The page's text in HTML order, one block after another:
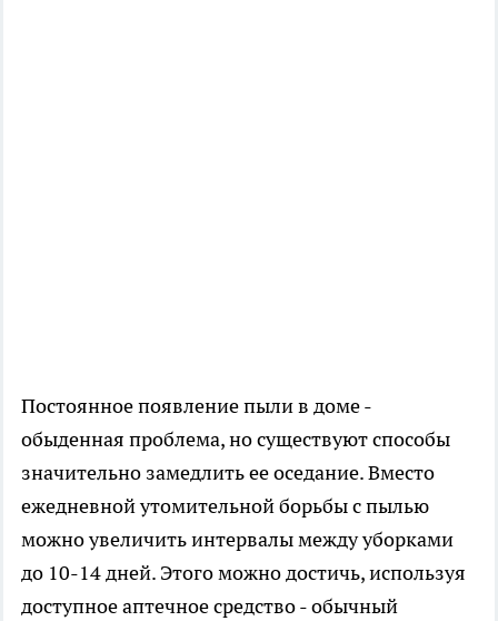
Постоянное появление пыли в доме -
обыденная проблема, но существуют способы
значительно замедлить ее оседание. Вместо
ежедневной утомительной борьбы с пылью
можно увеличить интервалы между уборками
до 10-14 дней. Этого можно достичь, используя
доступное аптечное средство - обычный